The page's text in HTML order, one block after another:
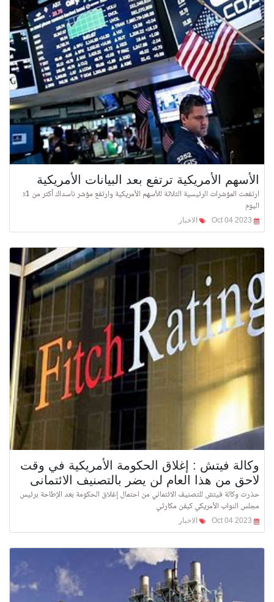
الأسهم الأمريكية ترتفع بعد البيانات الأمريكية
ارتفعت المؤشرات الرئيسية الثلاثة للأسهم الأمريكية وارتفع مؤشر ناسداك أكثر من 1٪
اليوم
الاخبار
وكالة فيتش : إغلاق الحكومة الأمريكية في وقت
لاحق من هذا العام لن يضر بالتصنيف الائتمانى
حذرت وكالة فيتش للتصنيف الائتماني من احتمال إغلاق الحكومة بعد الإطاحة برئيس
مجلس النواب الأمريكي كيفن مكارثي
الاخبار